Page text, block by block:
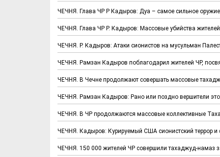
ЧЕЧНЯ. Глава ЧР Р Кадыров: Дуа – самое сильное
ЧЕЧНЯ. Глава ЧР Р. Кадыров: Массовые убийства
ЧЕЧНЯ. Р. Кадыров: Атаки сионистов на мусульман
ЧЕЧНЯ. Рамзан Кадыров поблагодарил жителей ЧР,
ЧЕЧНЯ. В Чечне продолжают совершать массовые
ЧЕЧНЯ. Рамзан Кадыров: Рано или поздно вершители
ЧЕЧНЯ. В ЧР продолжаются массовые коллективные
ЧЕЧНЯ. Кадыров: Курируемый США сионистский террор
ЧЕЧНЯ. 150 000 жителей ЧР совершили тахаджуд-намаз